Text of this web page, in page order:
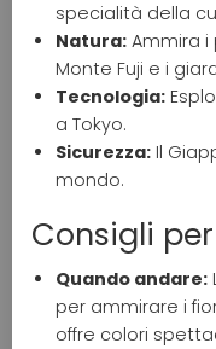
specialità della
Natura: Ammira
Monte Fuji e i
Tecnologia:
a Tokyo.
Sicurezza: Il
mondo.
Consigli
Quando andare:
per ammirare i
offre colori